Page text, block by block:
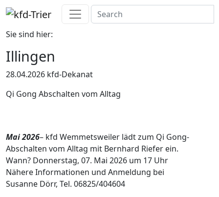
Sie sind hier:
Illingen
28.04.2026 kfd-Dekanat
Qi Gong Abschalten vom Alltag
Mai 2026– kfd Wemmetsweiler lädt zum Qi Gong-
Abschalten vom Alltag mit Bernhard Riefer ein.
Wann? Donnerstag, 07. Mai 2026 um 17 Uhr
Nähere Informationen und Anmeldung bei
Susanne Dörr, Tel. 06825/404604